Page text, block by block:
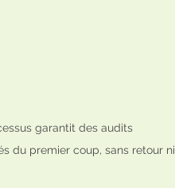
garantit des audits
du premier coup, sans retour ni